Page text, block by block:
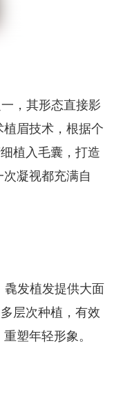
，其形态直接影
眉技术，根据个
植入毛囊，打造
凝视都充满自
毳发植发提供大面
层次种植，有效
塑年轻形象。